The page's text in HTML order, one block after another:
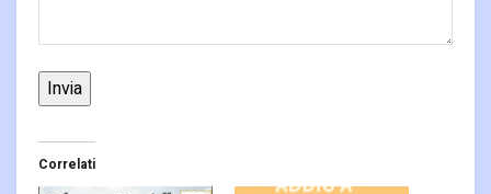
Invia
Correlati